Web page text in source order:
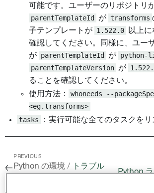
可能です。ユーザーのリポジトリ
parentTemplateId
が transforms
子テンプレートが 1.522.0
以上
確認してください。同様に、ユー
が parentTemplateId が python-
parentTemplateVersion が
ることを確認してください。
使用方法：
whoneeds --
<eg.transforms>
tasks
：実行可能な全てのタスクをリ
←
PREVIOUS
Python の環境 /
トラブル
Python